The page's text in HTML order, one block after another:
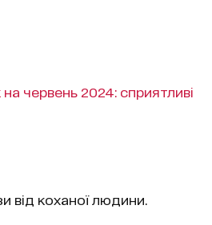
червень 2024: сприятливі
від коханої людини.